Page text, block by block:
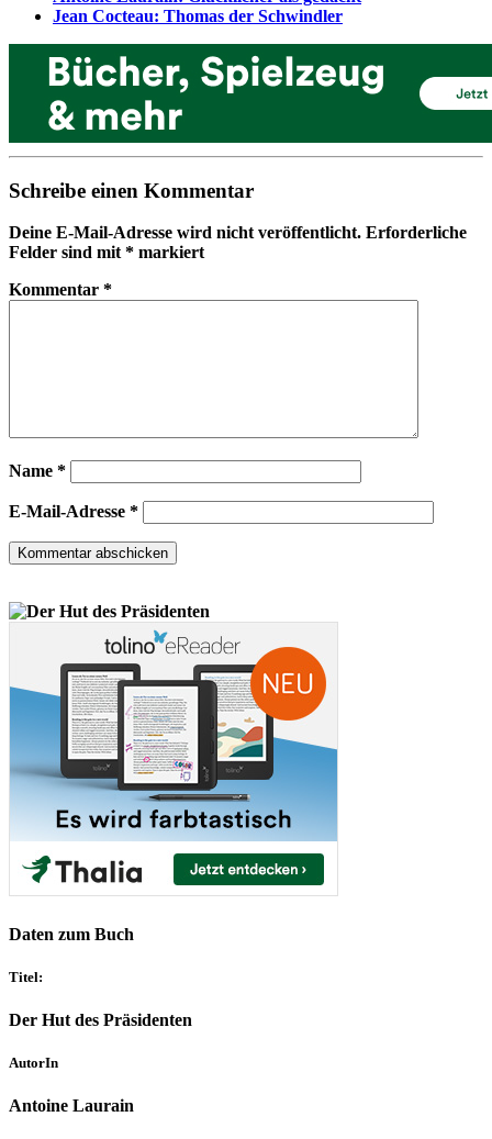
Jean Cocteau: Thomas der Schwindler
Schreibe einen Kommentar
Deine E-Mail-Adresse wird nicht veröffentlicht. Erforderliche
Felder sind mit* markiert
Kommentar *
Name *
E-Mail-Adresse *
Daten zum Buch
Titel:
Der Hut des Präsidenten
AutorIn
Antoine Laurain